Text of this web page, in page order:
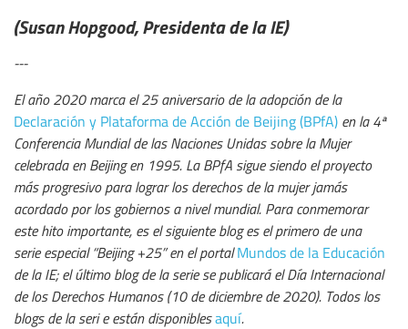
(Susan Hopgood, Presidenta de la IE)
---
El año 2020 marca el 25 aniversario de la adopción de la
Declaración y Plataforma de Acción de Beijing (BPfA) en la 4ª
Conferencia Mundial de las Naciones Unidas sobre la Mujer
celebrada en Beijing en 1995. La BPfA sigue siendo el proyecto
más progresivo para lograr los derechos de la mujer jamás
acordado por los gobiernos a nivel mundial. Para conmemorar
este hito importante, es el siguiente blog es el primero de una
serie especial “Beijing +25” en el portal Mundos de la Educación
de la IE; el último blog de la serie se publicará el Día Internacional
de los Derechos Humanos (10 de diciembre de 2020). Todos los
blogs de la serie están disponiblesaquí.